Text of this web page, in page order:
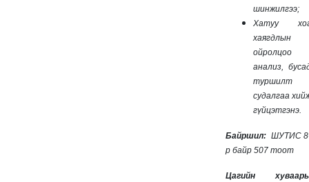
шинжилгээ;
Хатуу
хаягдлын
ойролцоо
анализ,
туршилт
судалгаа
гүйцэтгэнэ.
Байршил: ШУТИС
р байр 507 тоот
Цагийн хуваарь